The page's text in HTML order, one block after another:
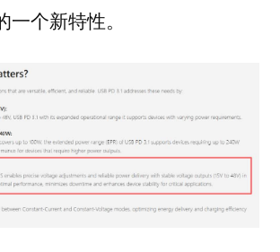
个新特性。